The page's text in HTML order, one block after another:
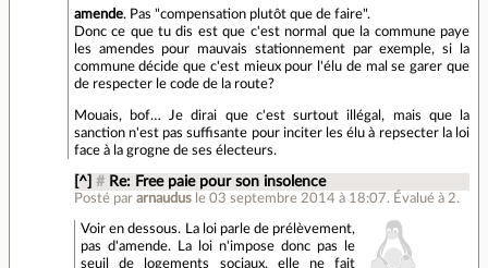
amende. Pas "compensation plutôt que de faire".
Donc ce que tu dis est que c'est normal que la commune paye
les amendes pour mauvais stationnement par exemple, si la
commune décide que c'est mieux pour l'élu de mal se garer que
de respecter le code de la route?
Mouais, bof… Je dirai que c'est surtout illégal, mais que la
sanction n'est pas suffisante pour inciter les élu à repsecter la loi
face à la grogne de ses électeurs.
[^] # Re: Free paie pour son insolence
Posté pararnaudus le 03 septembre 2014 à 18:07. Évalué à 2.
Voir en dessous. La loi parle de prélèvement,
pas d'amende. La loi n'impose donc pas le
seuil de logements sociaux, elle ne fait